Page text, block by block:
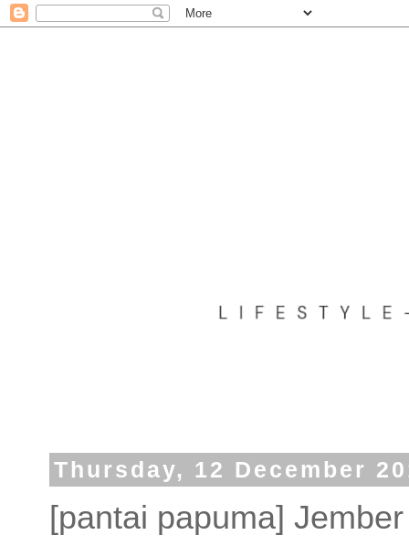
Thursday, 12 December
[pantai papuma]